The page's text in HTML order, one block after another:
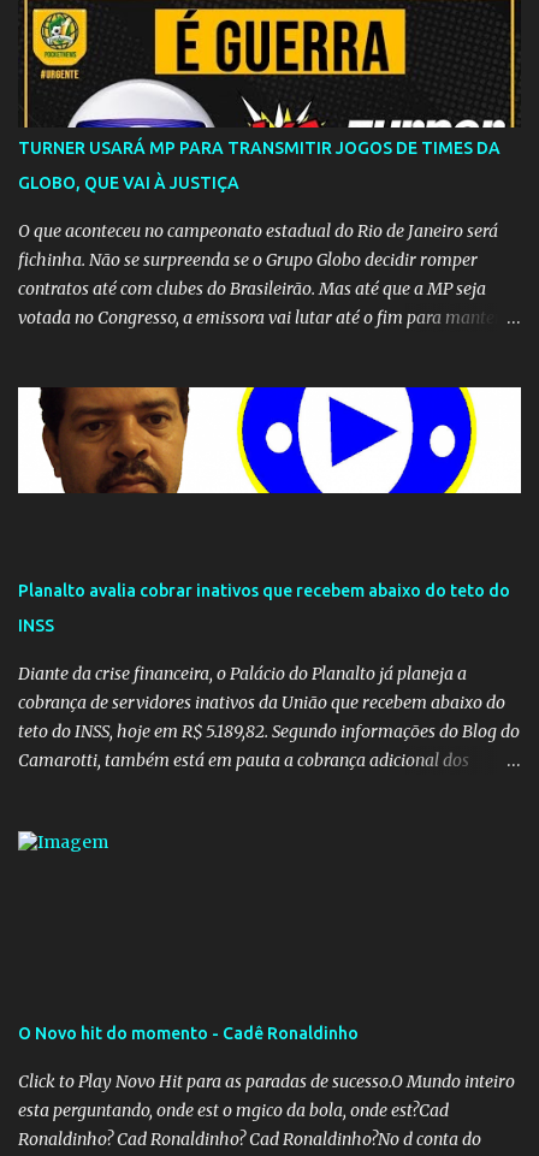
TURNER USARÁ MP PARA TRANSMITIR JOGOS DE TIMES DA
GLOBO, QUE VAI À JUSTIÇA
O que aconteceu no campeonato estadual do Rio de Janeiro será
fichinha. Não se surpreenda se o Grupo Globo decidir romper
contratos até com clubes do Brasileirão. Mas até que a MP seja
votada no Congresso, a emissora vai lutar até o fim para manter o
Planalto avalia cobrar inativos que recebem abaixo do teto do
INSS
Diante da crise financeira, o Palácio do Planalto já planeja a
cobrança de servidores inativos da União que recebem abaixo do
teto do INSS, hoje em R$ 5.189,82. Segundo informações do Blog do
Camarotti, também está em pauta a cobrança adicional dos
aumentar o percentual de recolhimento para 14%. De acordo com
O Novo hit do momento - Cadê Ronaldinho
Click to Play Novo Hit para as paradas de sucesso.O Mundo inteiro
esta perguntando, onde est o mgico da bola, onde est?Cad
Ronaldinho? Cad Ronaldinho? Cad Ronaldinho?No d conta do